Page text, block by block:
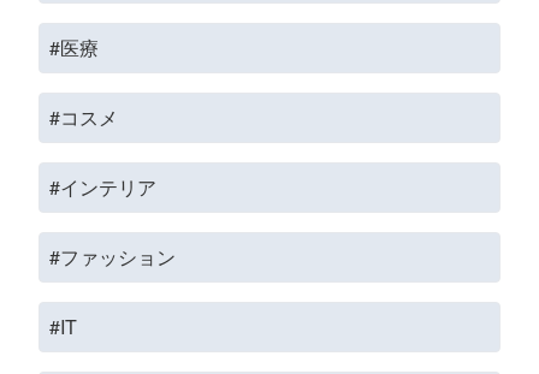
#医療
#コスメ
#インテリア
#ファッション
#IT